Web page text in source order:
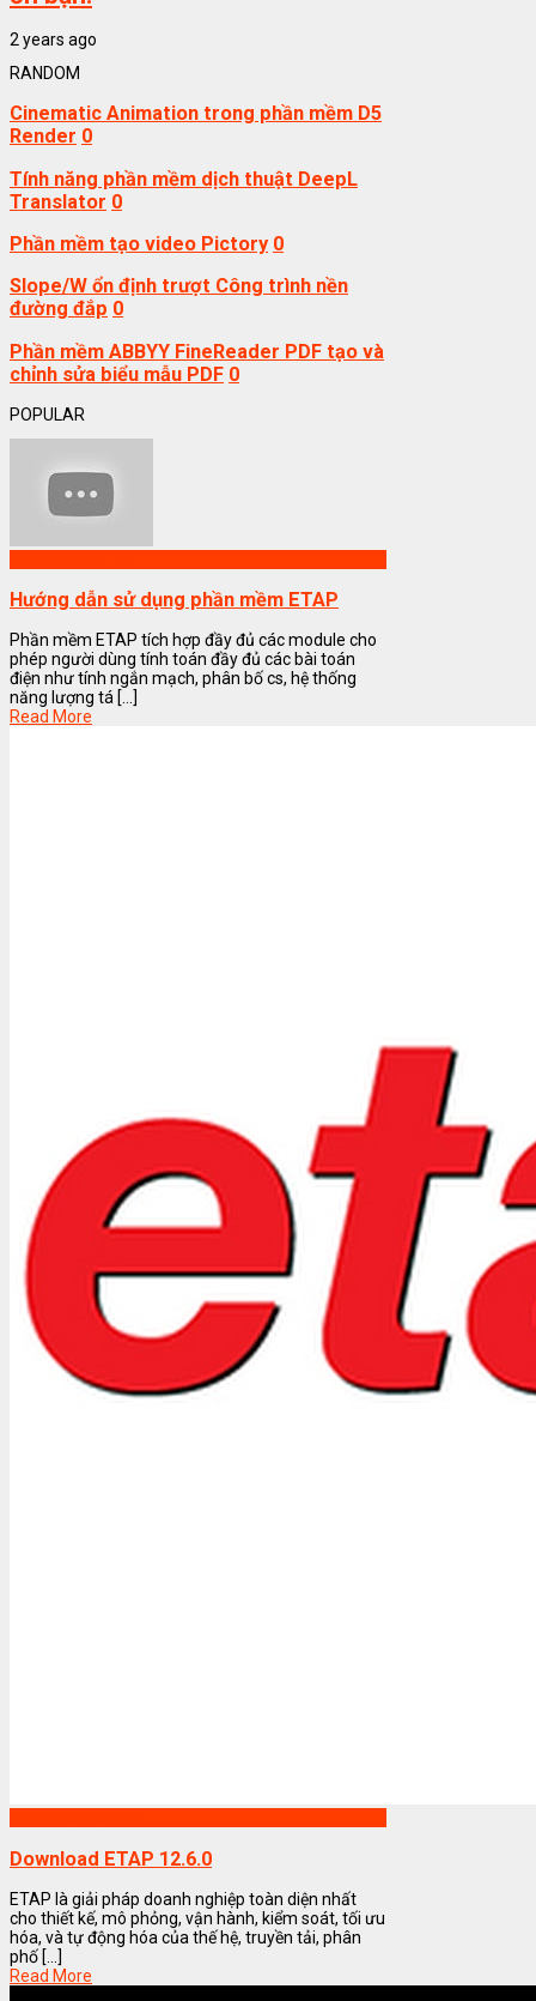
2 years ago
RANDOM
Cinematic Animation trong phần mềm D5
Render 0
Tính năng phần mềm dịch thuật DeepL
Translator 0
Phần mềm tạo video Pictory 0
Slope/W ổn định trượt Công trình nền
đường đắp 0
Phần mềm ABBYY FineReader PDF tạo và
chỉnh sửa biểu mẫu PDF 0
POPULAR
Hướng dẫn sử dụng phần mềm ETAP
Phần mềm ETAP tích hợp đầy đủ các module cho
phép người dùng tính toán đầy đủ các bài toán
điện như tính ngắn mạch, phân bố cs, hệ thống
năng lượng tá [...]
Read More
Download ETAP 12.6.0
ETAP là giải pháp doanh nghiệp toàn diện nhất
cho thiết kế, mô phỏng, vận hành, kiểm soát, tối ưu
hóa, và tự động hóa của thế hệ, truyền tải, phân
phố [...]
Read More